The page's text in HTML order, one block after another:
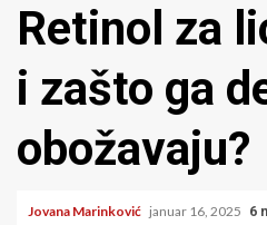
Retinol za
i zašto ga
obožavaju?
Jovana Marinković januar 16, 2025 6